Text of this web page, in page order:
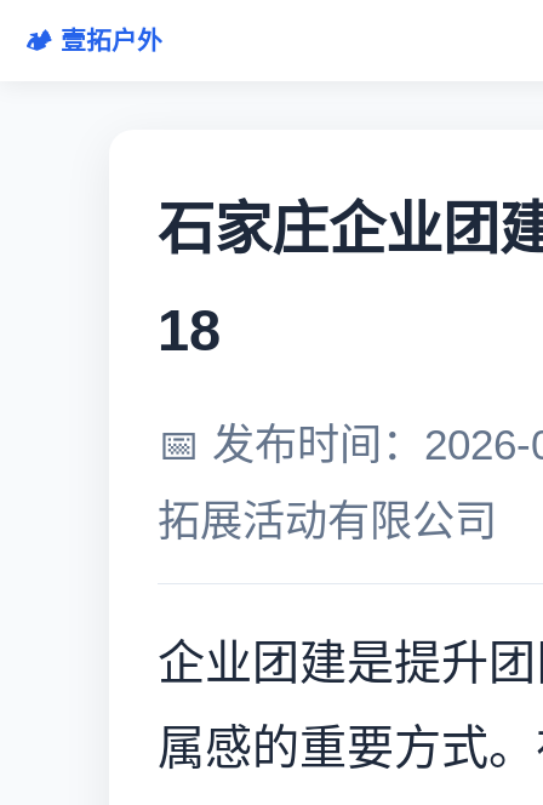
🏕️ 壹拓户外
石家庄企业团
18
📅 发布时间：
拓展活动有限公司
企业团建是提升
属感的重要方式